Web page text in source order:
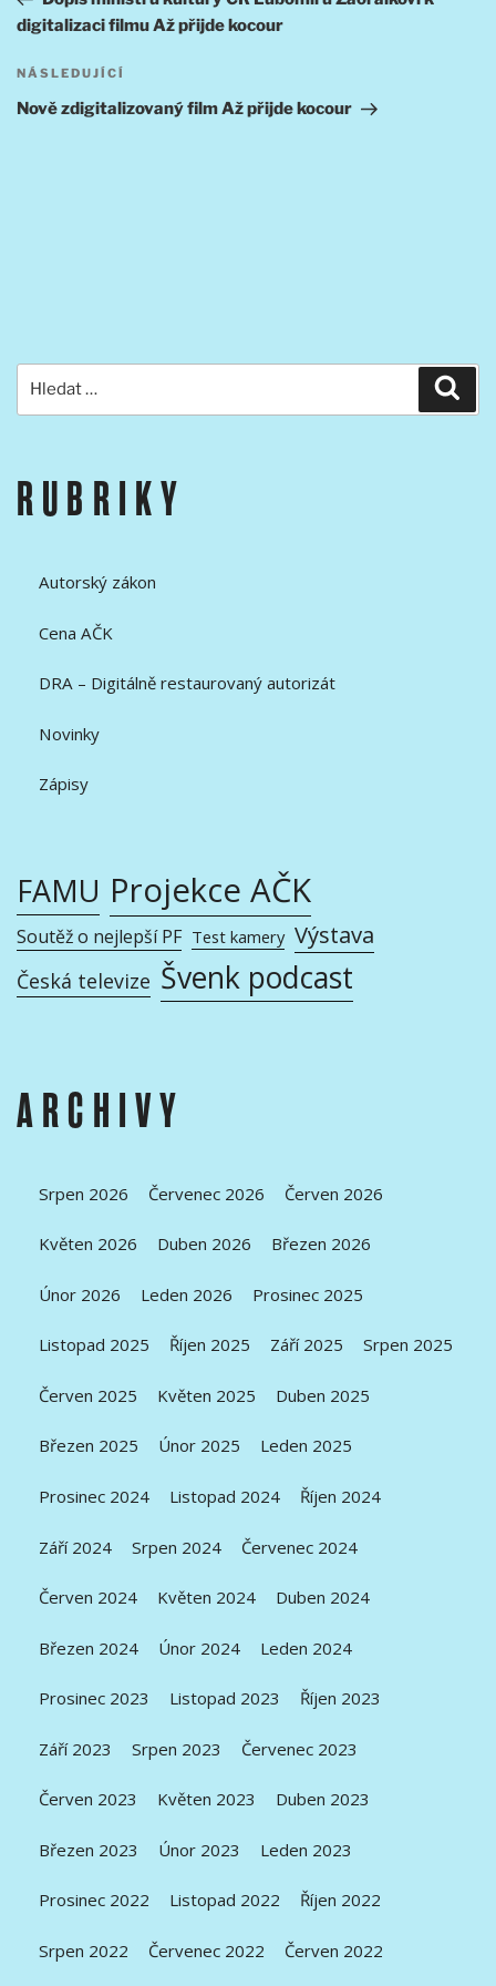
příspěvek
digitalizaci filmu Až přijde kocour
Následující
příspěvek
NÁSLEDUJÍCÍ
Nově zdigitalizovaný film Až přijde kocour
RUBRIKY
Autorský zákon
Cena AČK
DRA – Digitálně restaurovaný autorizát
Novinky
Zápisy
FAMU Projekce AČK
Soutěž o nejlepší PF Test kamery Výstava
Česká televize Švenk podcast
ARCHIVY
Srpen 2026 Červenec 2026 Červen 2026
Květen 2026 Duben 2026 Březen 2026
Únor 2026 Leden 2026 Prosinec 2025
Listopad 2025 Říjen 2025 Září 2025 Srpen 2025
Červen 2025 Květen 2025 Duben 2025
Březen 2025 Únor 2025 Leden 2025
Prosinec 2024 Listopad 2024 Říjen 2024
Září 2024 Srpen 2024 Červenec 2024
Červen 2024 Květen 2024 Duben 2024
Březen 2024 Únor 2024 Leden 2024
Prosinec 2023 Listopad 2023 Říjen 2023
Září 2023 Srpen 2023 Červenec 2023
Červen 2023 Květen 2023 Duben 2023
Březen 2023 Únor 2023 Leden 2023
Prosinec 2022 Listopad 2022 Říjen 2022
Srpen 2022 Červenec 2022 Červen 2022